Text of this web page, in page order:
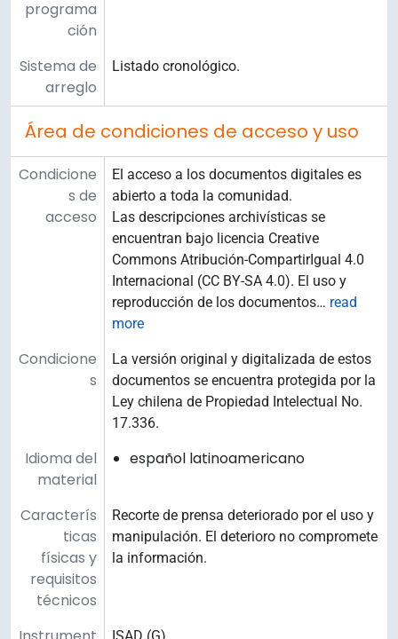
programa
ción
Sistema de
arreglo
Listado cronológico.
Área de condiciones de acceso y uso
Condicione
s de
acceso
El acceso a los documentos digitales es
abierto a toda la comunidad.
Las descripciones archivísticas se
encuentran bajo licencia Creative
Commons Atribución-CompartirIgual 4.0
Internacional (CC BY-SA 4.0). El uso y
reproducción de los documentos… read
more
Condicione
s
La versión original y digitalizada de estos
documentos se encuentra protegida por la
Ley chilena de Propiedad Intelectual No.
17.336.
Idioma del
material
español latinoamericano
Caracterís
ticas
físicas y
requisitos
técnicos
Recorte de prensa deteriorado por el uso y
manipulación. El deterioro no compromete
la información.